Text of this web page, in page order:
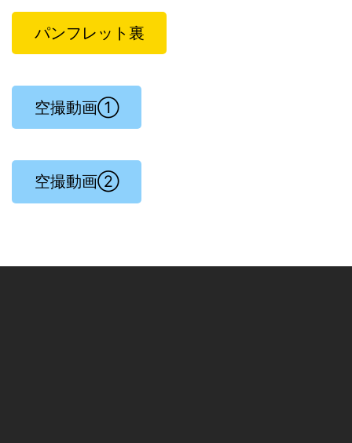
パンフレット裏
空撮動画①
空撮動画②